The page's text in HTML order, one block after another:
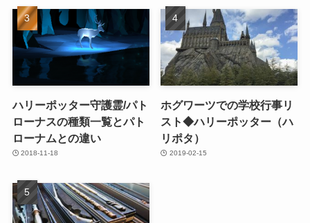
ハリーポッター守護霊/パト
ローナスの種類一覧とパト
ローナムとの違い
2018-11-18
ホグワーツでの学校行事リ
スト◆ハリーポッター（ハ
リポタ）
2019-02-15